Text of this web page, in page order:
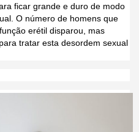
ficar grande e duro de modo
O número de homens que
erétil disparou, mas
tratar esta desordem sexual